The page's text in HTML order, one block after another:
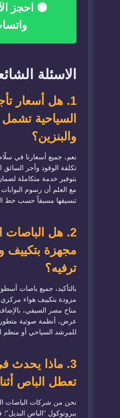
🟢 احجز
الاسئلة
1. هل أسعار
السياحية
والبنزين؟
نعم، جميع أسعارنا في
تكلفة الوقود وأجر
بتوفير خدمة متكاملة
مع العلم أن رسوم البوابات
تنسيقها مسبقاً حسب خط
2. هل الباصات
مجهزة بتكييف
ترفيه؟
بالتأكيد، جميع باصات
مزودة بتكييف هواء
مناخ مصر الصيفي،
عرض، أنظمة صوتية
للمرشد السياحي أو منظم
3. ماذا يحدث
تعطل الباص
نحن من شركات الباصات
ببروتوكول “الباص